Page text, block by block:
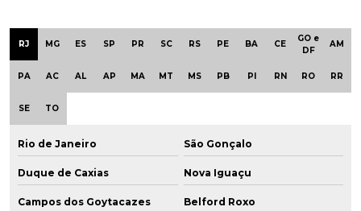
RJ MG ES SP PR SC RS PE BA CE
GO e
DF
AM
PA AC AL AP MA MT MS PB PI RN RO RR
SE TO
Rio de Janeiro São Gonçalo
Duque de Caxias Nova Iguaçu
Campos dos Goytacazes Belford Roxo